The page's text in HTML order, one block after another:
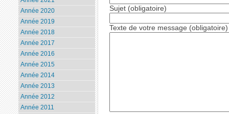
Sujet (obligatoire)
Texte de votre message (obligatoire)
Année 2020
Année 2019
Année 2018
Année 2017
Année 2016
Année 2015
Année 2014
Année 2013
Année 2012
Année 2011